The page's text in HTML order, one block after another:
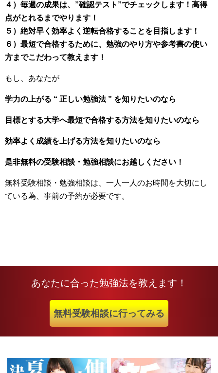
４）毎週の成果は、”確認テスト”でチェックします！高得
点がとれるまでやります！
５）絶対早く効率よく逆転合格することを目指します！
６）最短で合格するために、勉強のやり方や参考書の使い
方までこだわって教えます！
もし、あなたが
学力の上がる “ 正しい勉強法 ” を知りたいのなら
目標とする大学へ最短で合格する方法を知りたいのなら
効率よく成績を上げる方法を知りたいのなら
是非無料の受験相談・勉強相談にお越しください！
無料受験相談・勉強相談は、一人一人のお時間を大切にし
ている為、事前の予約が必要です。
あなたに合った勉強法を教えます！
無料受験相談に行ってみる